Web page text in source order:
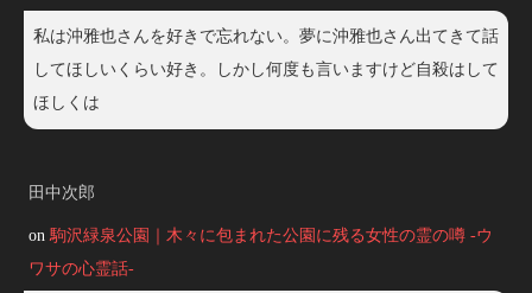
私は沖雅也さんを好きで忘れない。夢に沖雅也さん出てきて話
してほしいくらい好き。しかし何度も言いますけど自殺はして
ほしくは
田中次郎
on駒沢緑泉公園｜木々に包まれた公園に残る女性の霊の噂 -ウ
ワサの心霊話-